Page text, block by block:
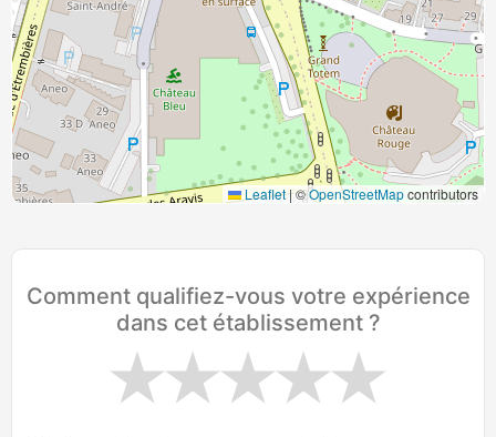
Leaflet|©OpenStreetMapcontributors
Comment qualifiez-vous votre expérience
dans cet établissement ?